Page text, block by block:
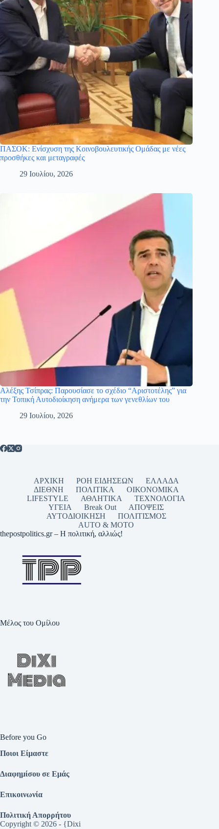
ΠΑΣΟΚ: Ενίσχυση της Κοινοβουλευτικής Ομάδας με νέες
προσθήκες και μεταγραφές
29 Ιουλίου, 2026
Αλέξης Τσίπρας: Παρουσίασε το σχέδιο “Αριστοτέλης” για
την Τοπική Αυτοδιοίκηση ανήμερα των γενεθλίων του
29 Ιουλίου, 2026
ΑΡΧΙΚΗ ΡΟΗ ΕΙΔΗΣΕΩΝ
ΕΛΛΑΔΑ
ΔΙΕΘΝΗ
ΠΟΛΙΤΙΚΑ
ΟΙΚΟΝΟΜΙΚΑ
LIFESTYLE
ΑΘΛΗΤΙΚΑ
ΤΕΧΝΟΛΟΓΙΑ
ΥΓΕΙΑ
Break Out
ΑΠΟΨΕΙΣ
ΑΥΤΟΔΙΟΙΚΗΣΗ
ΠΟΛΙΤΙΣΜΟΣ
AUTO & MOTO
thepostpolitics.gr – Η πολιτική, αλλιώς!
Μέλος του Ομίλου
Before you Go
Ποιοι Είμαστε
Διαφημίσου σε Εμάς
Επικοινωνία
Πολιτική Απορρήτου
Copyright © 2026 - {Dixi